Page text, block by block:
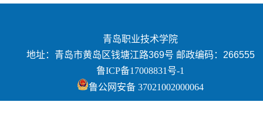
青岛职业技术学院
地址：青岛市黄岛区钱塘江路369号 邮政编码：266555
鲁ICP备17008831号-1
鲁公网安备 37021002000064